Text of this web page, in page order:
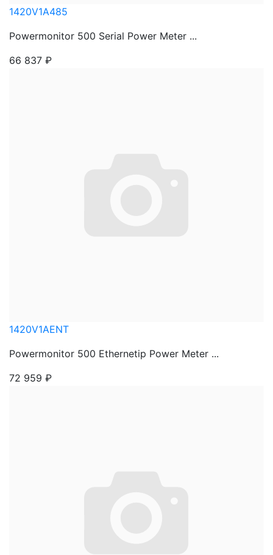
1420V1A485
Powermonitor 500 Serial Power Meter ...
66 837 ₽
1420V1AENT
Powermonitor 500 Ethernetip Power Meter ...
72 959 ₽